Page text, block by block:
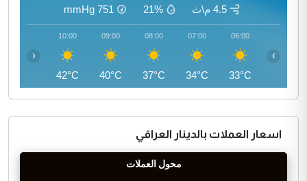
4.5 م\ث 21%
751
mmHg
06:00
33°C
07:00
34°C
08:00
37°C
09:00
40°C
10:00
42°C
‹ ›
اسعار العملات بالدينار العراقي